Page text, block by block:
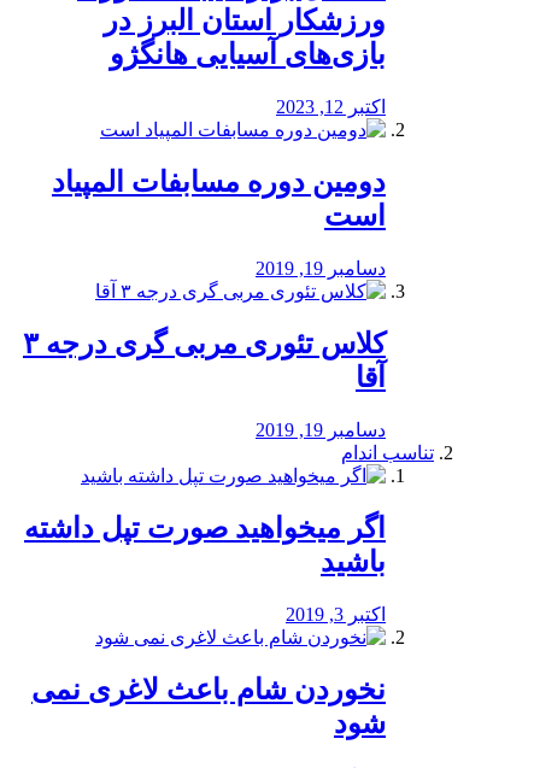
ورزشکار استان البرز در
بازی‌های آسیایی هانگژو
اکتبر 12, 2023
دومین دوره مسابفات المپیاد
است
دسامبر 19, 2019
کلاس تئوری مربی گری درجه ۳
آقا
دسامبر 19, 2019
تناسب اندام
اگر میخواهید صورت تپل داشته
باشید
اکتبر 3, 2019
نخوردن شام باعث لاغری نمی
‌شود